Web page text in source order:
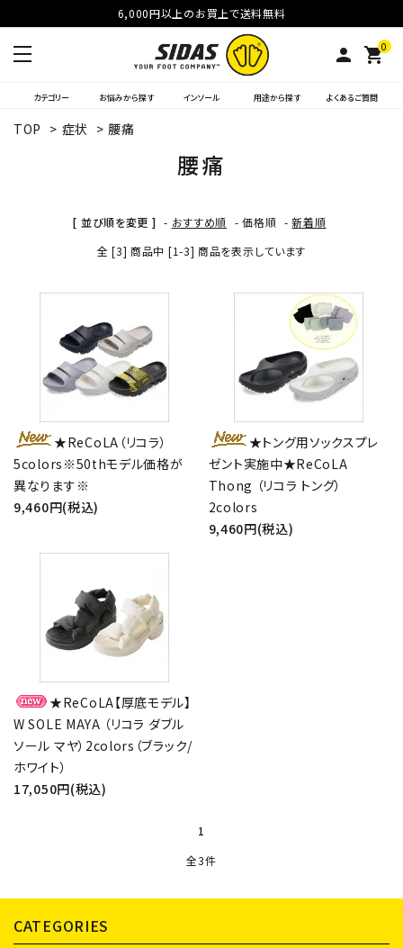
6,000円以上のお買上で送料無料
person 0
shopping_cart
カテゴリー お悩みから探す インソール 用途から探す よくあるご質問
TOP > 症状 > 腰痛
腰痛
[ 並び順を変更 ] - おすすめ順 -価格順 -新着順
全 [3] 商品中 [1-3] 商品を表示しています
★ReCoLA（リコラ）
5colors※50thモデル価格が
異なります※
9,460円(税込)
★トング用ソックスプレ
ゼント実施中★ReCoLA
Thong （リコラ トング）
2colors
9,460円(税込)
★ReCoLA【厚底モデル】
W SOLE MAYA （リコラ ダブル
ソール マヤ）2colors（ブラック/
ホワイト）
17,050円(税込)
1
全3件
キーワード
カテゴリー
CATEGORIES